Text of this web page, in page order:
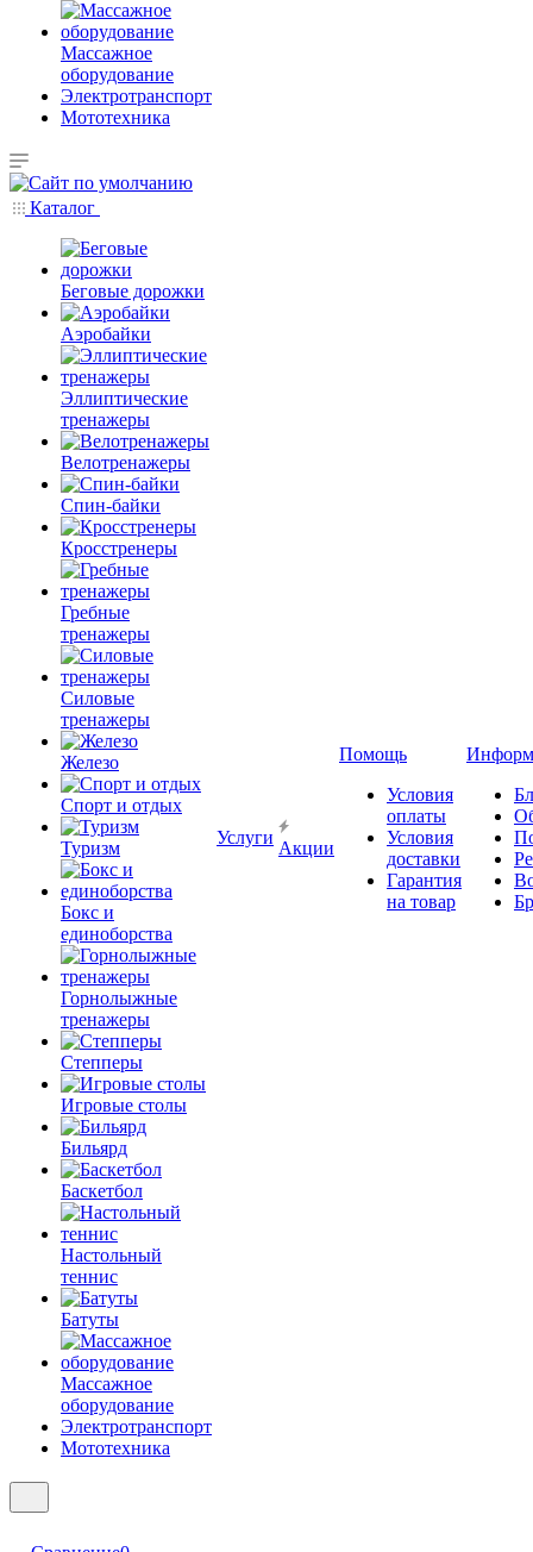
Массажное
оборудование
Электротранспорт
Мототехника
Каталог
Беговые дорожки
Аэробайки
Эллиптические
тренажеры
Велотренажеры
Спин-байки
Кросстренеры
Гребные
тренажеры
Силовые
тренажеры
Железо
Спорт и отдых
Туризм
Бокс и
единоборства
Горнолыжные
тренажеры
Степперы
Игровые столы
Бильярд
Баскетбол
Настольный
теннис
Батуты
Массажное
оборудование
Электротранспорт
Мототехника
Услуги
Акции
Помощь
Условия
оплаты
Условия
доставки
Гарантия
на товар